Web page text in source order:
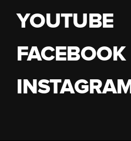
YOUTUBE
FACEBOOK
INSTAGRAM